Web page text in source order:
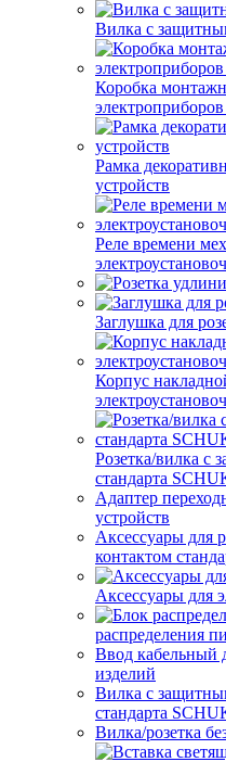
Вилка с
Коробка
Рамка
устройств
Реле времени
Заглушка для
Корпус
Розетка/вилка с
стандарта
Адаптер
устройств
Аксессуары для
контактом
Аксессуары для
распределения
Ввод кабельный
изделий
Вилка с
стандарта
Вилка/розетка